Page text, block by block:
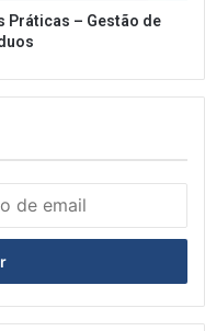
Práticas – Gestão de